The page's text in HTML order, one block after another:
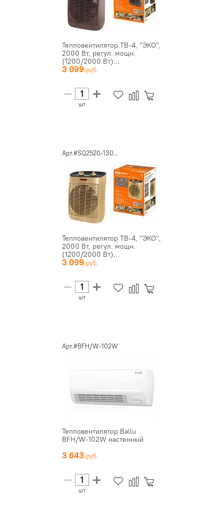
Тепловентилятор ТВ-4, "ЭКО",
2000 Вт, регул. мощн.
(1200/2000 Вт)...
3 099
шт
Арт.#SQ2520-130...
Тепловентилятор ТВ-4, "ЭКО",
2000 Вт, регул. мощн.
(1200/2000 Вт)...
3 099
шт
Арт.#BFH/W-102W
Тепловентилятор Ballu
BFH/W-102W настенный
3 643
шт